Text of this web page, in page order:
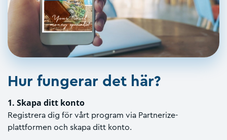
Hur fungerar det här?
1. Skapa ditt konto
Registrera dig för vårt program via Partnerize-
plattformen och skapa ditt konto.